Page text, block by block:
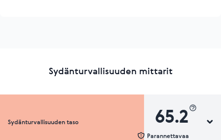
Sydänturvallisuuden mittarit
Sydänturvallisuuden taso 65.2
Parannettavaa